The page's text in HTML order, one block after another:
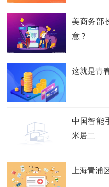
美商务部
意？
这就是青
中国智能
米居二
上海青浦